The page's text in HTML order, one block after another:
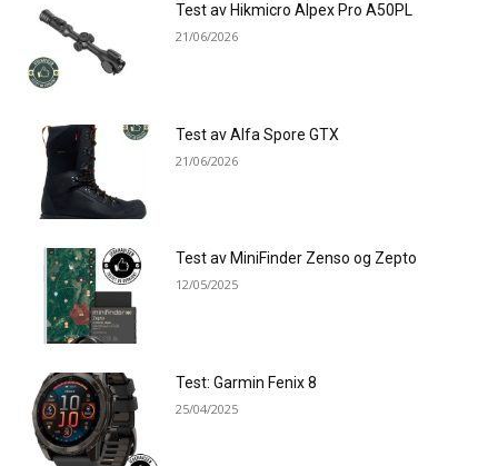
Test av Hikmicro Alpex Pro A50PL
21/06/2026
Test av Alfa Spore GTX
21/06/2026
Test av MiniFinder Zenso og Zepto
12/05/2025
Test: Garmin Fenix 8
25/04/2025